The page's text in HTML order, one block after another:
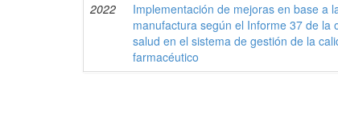
2022
Implementación de mejoras en base a
manufactura según el Informe 37 de la
salud en el sistema de gestión de la
farmacéutico